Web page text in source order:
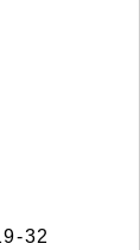
32